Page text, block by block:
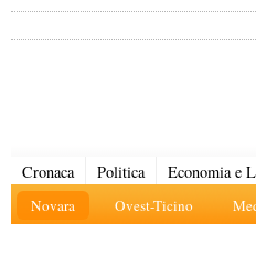
Cronaca Politica Economia e
Novara Ovest-Ticino